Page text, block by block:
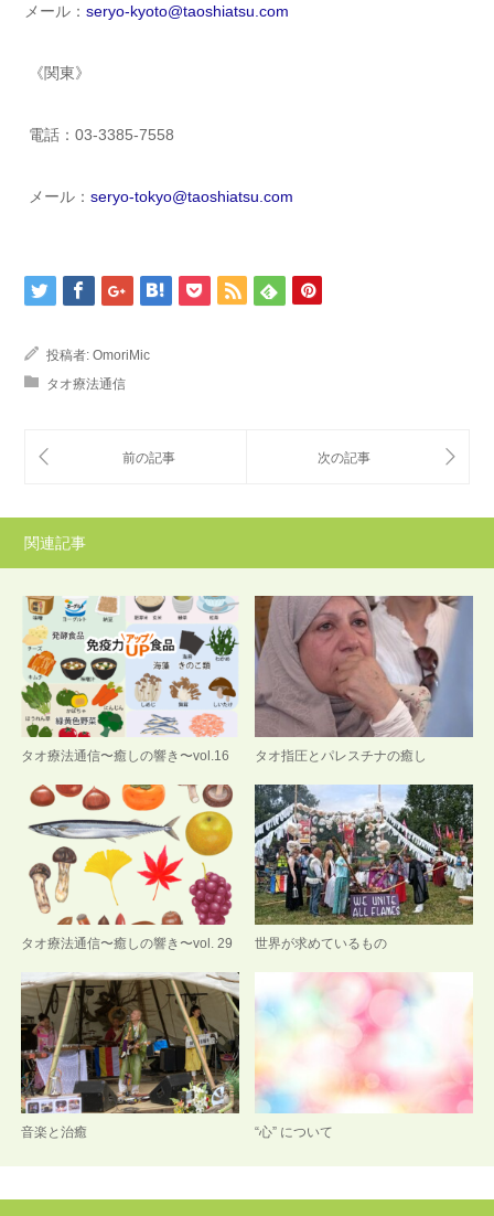
メール： seryo-kyoto@taoshiatsu.com
《関東》
電話：03-3385-7558
メール： seryo-tokyo@taoshiatsu. com
投稿者: OmoriMic
タオ療法通信
関連記事
タオ療法通信〜癒しの響き〜vol.16 タオ指圧とパレスチナの癒し
タオ療法通信〜癒しの響き〜vol. 29 世界が求めているもの
音楽と治癒 “心” について